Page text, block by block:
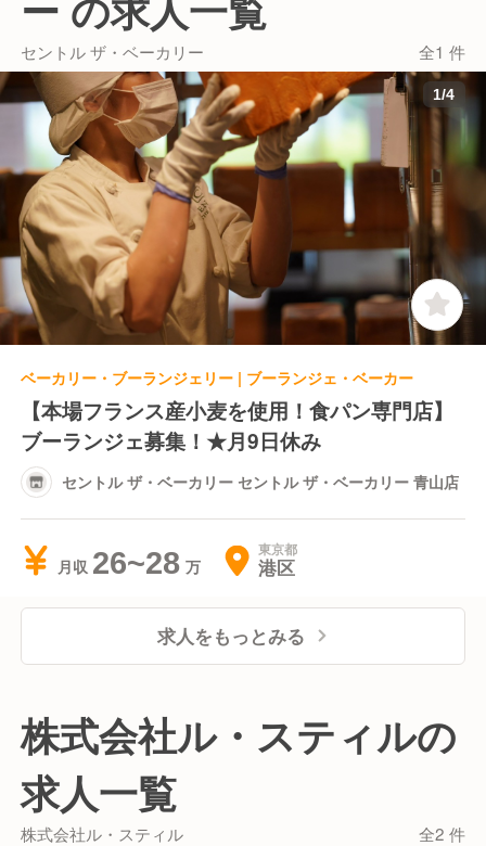
【ワークライフバランス】
月9日のお休みに加え、夏季休暇や年末年始休暇な
ど、しっかりとした休暇制度を整えています。
また、夕方までのシフトで明るい時間に帰ることがで
きるので、プライベートの予定を立てやすく、メリハ
リをもって働くことができます！
休む時は休んで、働く時はしっかりと働くことで、一
人ひとりのパフォーマンス力の向上を目指していま
す。
セントル ザ・ベーカリー 全1 件
1/4
ベーカリー・ブーランジェリー | ブーランジェ・ベーカー
【本場フランス産小麦を使用！食パン専門店】
ブーランジェ募集！★月9日休み
セントル ザ・ベーカリー セントル ザ・ベーカリー 青山店
月収 26~28 東京都
港区
求人をもっとみる
株式会社ル・スティルの
求人一覧
株式会社ル・スティル 全2 件